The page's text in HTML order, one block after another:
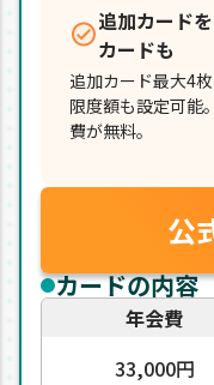
追加カード
カードも
追加カード最大4
限度額も設定可能
費が無料。
公
カードの内容
年会費
33,000円